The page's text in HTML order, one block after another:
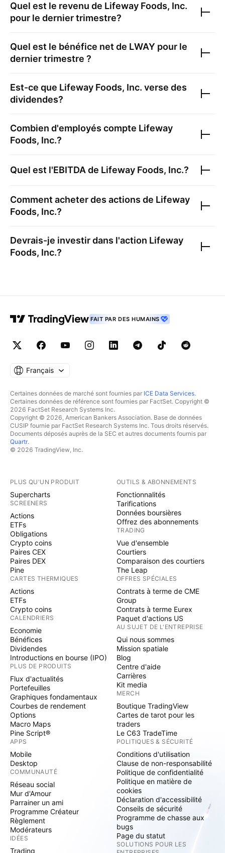
Quel est le revenu de Lifeway Foods, Inc.
pour le dernier trimestre?
Quel est le bénéfice net de LWAY pour le
dernier trimestre ?
Est-ce que Lifeway Foods, Inc. verse des
dividendes?
Combien d'employés compte Lifeway
Foods, Inc.?
Quel est l'EBITDA de Lifeway Foods, Inc.?
Comment acheter des actions de Lifeway
Foods, Inc.?
Devrais-je investir dans l'action Lifeway
Foods, Inc.?
FAIT PAR DES HUMAINS
Français
Certaines données de marché sont fournies par ICE Data Services.
Certaines données de référence sont fournies par FactSet. Copyright ©
2026 FactSet Research Systems Inc.
Copyright © 2026, American Bankers Association. Base de données
CUSIP fournie par FactSet Research Systems Inc. Tous droits réservés.
Documents déposés auprès de la SEC et autres documents fournis par
Quartr.
© 2026 TradingView, Inc.
PLUS QU'UN PRODUIT
Supercharts
SCREENERS
Actions
ETFs
Obligations
Crypto coins
Paires CEX
Paires DEX
Pine
CARTES THERMIQUES
Actions
ETFs
Crypto coins
CALENDRIERS
Economie
Bénéfices
Dividendes
Introductions en bourse (IPO)
PLUS DE PRODUITS
Flux d'actualités
Portefeuilles
Graphiques fondamentaux
Courbes de rendement
Options
Macro Maps
Pine Script®
APPS
Mobile
Desktop
COMMUNAUTÉ
Réseau social
Mur d'Amour
Parrainer un ami
Programme Créateur
Règlement
Modérateurs
IDÉES
Trading
OUTILS & ABONNEMENTS
Fonctionnalités
Tarifications
Données boursières
Offrez des abonnements
TRADING
Vue d'ensemble
Courtiers
Comparaison des courtiers
The Leap
OFFRES SPÉCIALES
Contrats à terme de CME
Group
Contrats à terme Eurex
Paquet d'actions US
AU SUJET DE L'ENTREPRISE
Qui nous sommes
Mission spatiale
Blog
Centre d'aide
Carrières
Kit media
MERCH
Boutique TradingView
Cartes de tarot pour les
traders
Le C63 TradeTime
POLITIQUES & SÉCURITÉ
Conditions d'utilisation
Clause de non-responsabilité
Politique de confidentialité
Politique en matière de
cookies
Déclaration d'accessibilité
Conseils de sécurité
Programme de chasse aux
bugs
Page du statut
SOLUTIONS POUR LES